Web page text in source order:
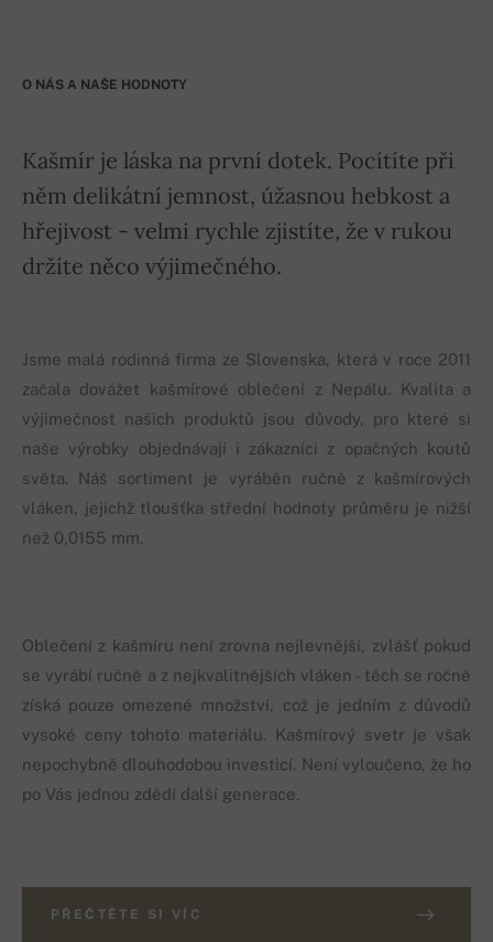
O NÁS A NAŠE HODNOTY
Kašmír je láska na první dotek. Pocítíte při
něm delikátní jemnost, úžasnou hebkost a
hřejivost - velmi rychle zjistíte, že v rukou
držíte něco výjimečného.
Jsme malá rodinná firma ze Slovenska, která v roce 2011
začala dovážet kašmírové oblečení z Nepálu. Kvalita a
výjimečnost našich produktů jsou důvody, pro které si
naše výrobky objednávají i zákazníci z opačných koutů
světa. Náš sortiment je vyráběn ručně z kašmírových
vláken, jejichž tloušťka střední hodnoty průměru je nižší
než 0,0155 mm.
Oblečení z kašmíru není zrovna nejlevnější, zvlášť pokud
se vyrábí ručně a z nejkvalitnějších vláken - těch se ročně
získá pouze omezené množství, což je jedním z důvodů
vysoké ceny tohoto materiálu. Kašmírový svetr je však
nepochybně dlouhodobou investicí. Není vyloučeno, že ho
po Vás jednou zdědí další generace.
PŘEČTĚTE SI VÍC